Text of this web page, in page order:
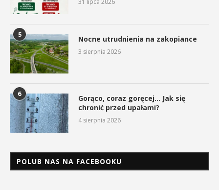
31 lipca 2026
5 Nocne utrudnienia na zakopiance
3 sierpnia 2026
6
Gorąco, coraz goręcej… Jak się
chronić przed upałami?
4 sierpnia 2026
POLUB NAS NA FACEBOOKU